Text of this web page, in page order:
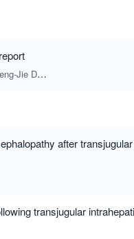
Jie Dong
after
transjugular